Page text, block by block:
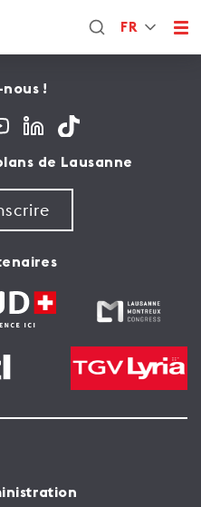
FR
!
de Lausanne